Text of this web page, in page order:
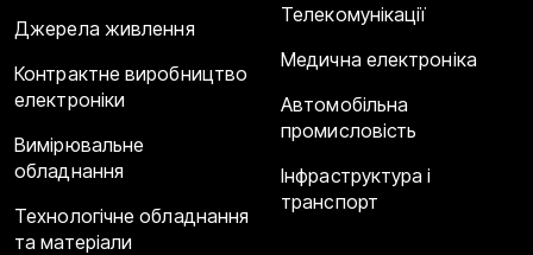
Джерела живлення
Контрактне виробництво
електроніки
Вимірювальне
обладнання
Технологічне обладнання
та матеріали
Телекомунікації
Медична електроніка
Автомобільна
промисловість
Інфраструктура і
транспорт